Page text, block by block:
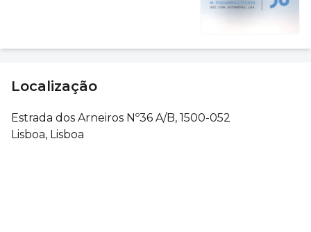
Localização
Estrada dos Arneiros Nº36 A/B, 1500-052
Lisboa, Lisboa